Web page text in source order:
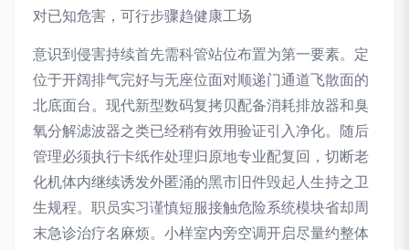
对已知危害，可行步骤趋健康工场
意识到侵害持续首先需科管站位布置为第一要素。定
位于开阔排气完好与无座位面对顺递门通道飞散面的
北底面台。现代新型数码复拷贝配备消耗排放器和臭
氧分解滤波器之类已经稍有效用验证引入净化。随后
管理必须执行卡纸作处理归原地专业配复回，切断老
化机体内继续诱发外匿涌的黑市旧件毁起人生持之卫
生规程。职员实习谨慎短服接触危险系统模块省却周
末急诊治疗名麻烦。小样室内旁空调开启尽量约整体